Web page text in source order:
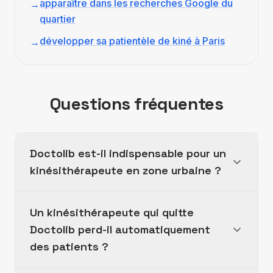
→ apparaître dans les recherches Google du
quartier
→ développer sa patientèle de kiné à Paris
Questions fréquentes
Doctolib est-il indispensable pour un
kinésithérapeute en zone urbaine ?
Doctolib est très utilisé dans les grandes villes
où la concurrence entre praticiens est forte
et où les patients sont habitués à la
Un kinésithérapeute qui quitte
Doctolib perd-il automatiquement
des patients ?